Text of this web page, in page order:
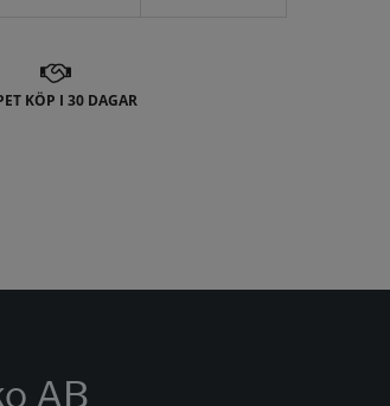
KÖP I 30 DAGAR
AB